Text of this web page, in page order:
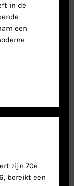
in de
een
zijn 70e
bereikt een